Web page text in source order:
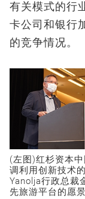
有关模式的行
卡公司和银行
的竞争情况。
(左图)红杉资本
调利用创新技术
Yanolja行政总裁
先旅游平台的愿